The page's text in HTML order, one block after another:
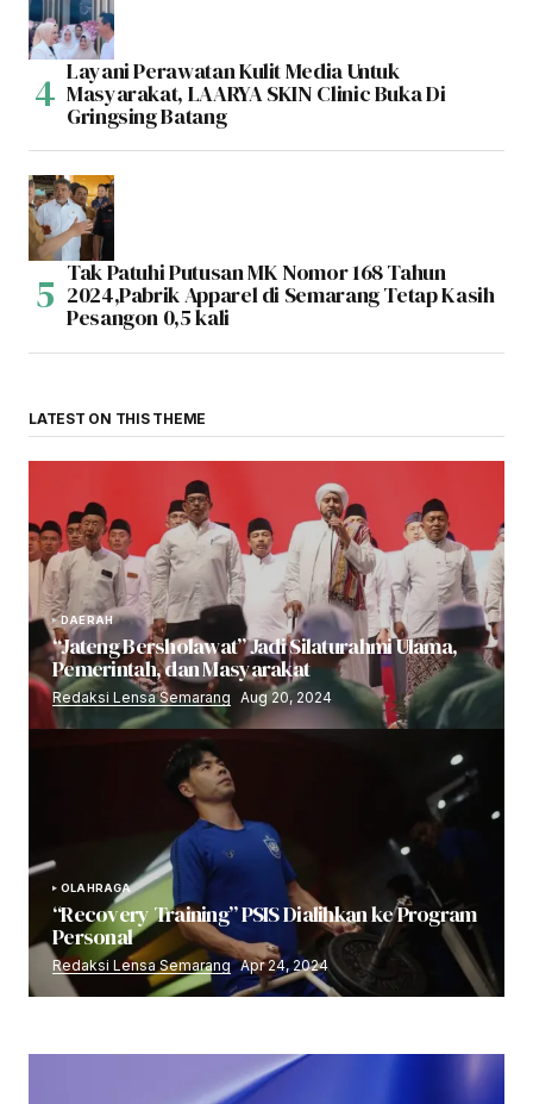
Layani Perawatan Kulit Media Untuk
Masyarakat, LAARYA SKIN Clinic Buka Di
Gringsing Batang
Tak Patuhi Putusan MK Nomor 168 Tahun
2024,Pabrik Apparel di Semarang Tetap Kasih
Pesangon 0,5 kali
LATEST ON THIS THEME
DAERAH
“Jateng Bersholawat” Jadi Silaturahmi Ulama,
Pemerintah, dan Masyarakat
Redaksi Lensa Semarang Aug 20, 2024
OLAHRAGA
“Recovery Training” PSIS Dialihkan ke Program
Personal
Redaksi Lensa Semarang Apr 24, 2024